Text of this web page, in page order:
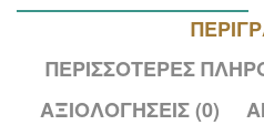
ΠΕΡΙΣΣΌΤΕΡΕΣ
ΑΞΙΟΛΟΓΉΣΕΙΣ (0)